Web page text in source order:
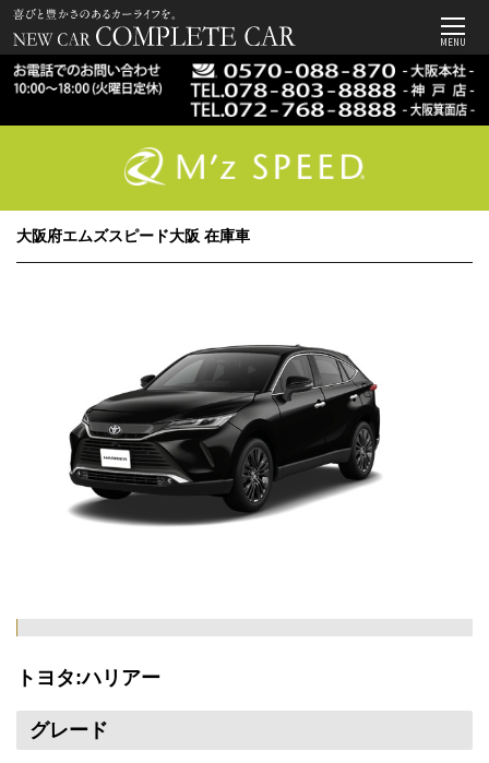
MENU
大阪府エムズスピード大阪 在庫車
トヨタ:ハリアー
グレード